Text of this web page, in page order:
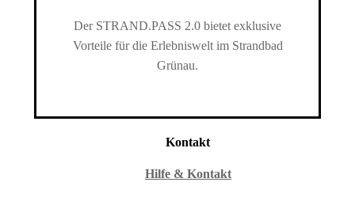
Der STRAND.PASS 2.0 bietet exklusive
Vorteile für die Erlebniswelt im Strandbad
Grünau.
Kontakt
Hilfe & Kontakt